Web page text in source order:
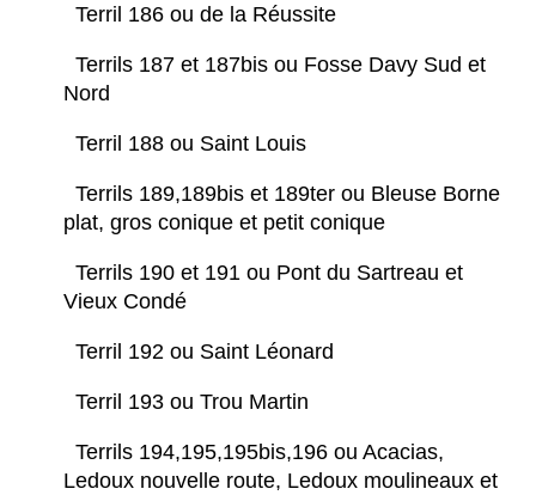
Terril 186 ou de la Réussite
Terrils 187 et 187bis ou Fosse Davy Sud et
Nord
Terril 188 ou Saint Louis
Terrils 189,189bis et 189ter ou Bleuse Borne
plat, gros conique et petit conique
Terrils 190 et 191 ou Pont du Sartreau et
Vieux Condé
Terril 192 ou Saint Léonard
Terril 193 ou Trou Martin
Terrils 194,195,195bis,196 ou Acacias,
Ledoux nouvelle route, Ledoux moulineaux et